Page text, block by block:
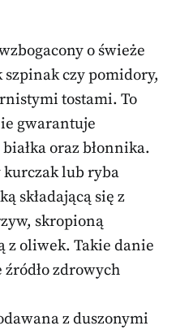
o świeże
czy pomidory,
tostami. To
gwarantuje
oraz błonnika.
lub ryba
składającą się z
skropioną
z oliwek. Takie danie
źródło zdrowych
z duszonymi